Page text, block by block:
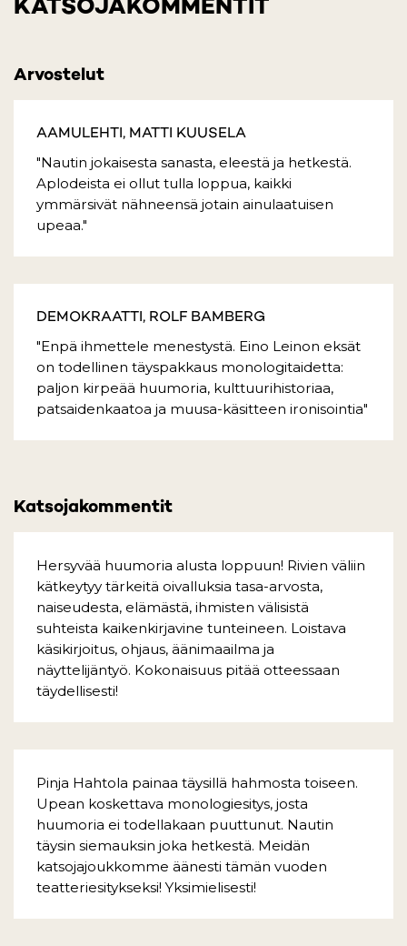
KATSOJAKOMMENTIT
Arvostelut
AAMULEHTI, MATTI KUUSELA
"Nautin jokaisesta sanasta, eleestä ja hetkestä.
Aplodeista ei ollut tulla loppua, kaikki
ymmärsivät nähneensä jotain ainulaatuisen
upeaa."
DEMOKRAATTI, ROLF BAMBERG
"Enpä ihmettele menestystä. Eino Leinon eksät
on todellinen täyspakkaus monologitaidetta:
paljon kirpeää huumoria, kulttuurihistoriaa,
patsaidenkaatoa ja muusa-käsitteen ironisointia"
Katsojakommentit
Hersyvää huumoria alusta loppuun! Rivien väliin
kätkeytyy tärkeitä oivalluksia tasa-arvosta,
naiseudesta, elämästä, ihmisten välisistä
suhteista kaikenkirjavine tunteineen. Loistava
käsikirjoitus, ohjaus, äänimaailma ja
näyttelijäntyö. Kokonaisuus pitää otteessaan
täydellisesti!
Pinja Hahtola painaa täysillä hahmosta toiseen.
Upean koskettava monologiesitys, josta
huumoria ei todellakaan puuttunut. Nautin
täysin siemauksin joka hetkestä. Meidän
katsojajoukkomme äänesti tämän vuoden
teatteriesitykseksi! Yksimielisesti!